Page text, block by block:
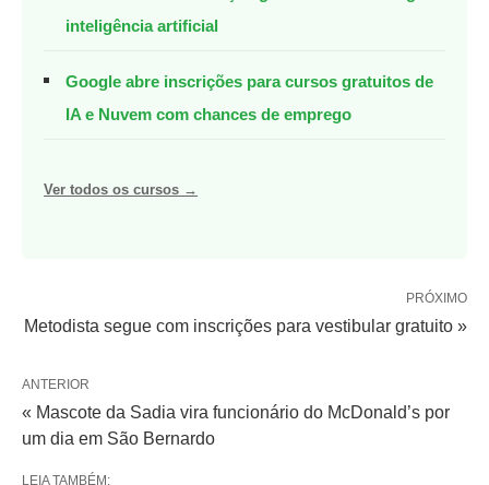
inteligência artificial
Google abre inscrições para cursos gratuitos de
IA e Nuvem com chances de emprego
Ver todos os cursos →
PRÓXIMO
Metodista segue com inscrições para vestibular gratuito »
ANTERIOR
« Mascote da Sadia vira funcionário do McDonald’s por
um dia em São Bernardo
LEIA TAMBÉM: